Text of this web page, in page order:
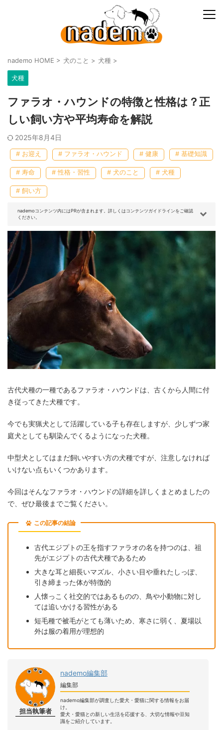
nademo HOME > 犬のこと > 犬種 >
犬種
ファラオ・ハウンドの特徴と性格は？正
しい飼い方や平均寿命を解説
2025年8月4日
# お迎え # ファラオ・ハウンド # 健康 # 基礎知識
# 寿命 # 性格・習性 # 犬のこと # 犬種
# 飼い方
nademoコンテンツ内にはPRが含まれます。詳しくはコンテンツガイドラインをご確認
ください。
古代犬種の一種であるファラオ・ハウンドは、古くから人間に付
き従ってきた犬種です。
今でも実猟犬として活躍している子も存在しますが、少しずつ家
庭犬としても馴染んでくるようになった犬種。
中型犬としてはまだ飼いやすい方の犬種ですが、注意しなければ
いけない点もいくつかあります。
今回はそんなファラオ・ハウンドの詳細を詳しくまとめましたの
で、ぜひ最後までご覧ください。
この記事の結論
古代エジプトの王を指すファラオの名を持つのは、祖
先がエジプトの古代犬種であるため
大きな耳と細長いマズル、小さい目や垂れたしっぽ、
引き締まった体が特徴的
人懐っこく社交的ではあるものの、鳥や小動物に対し
ては追いかける習性がある
短毛種で被毛がとても薄いため、寒さに弱く、夏場以
外は服の着用が理想的
担当執筆者
nademo編集部
編集部
nademo編集部が調査した愛犬・愛猫に関する情報をお届
け。
愛犬・愛猫との新しい生活を応援する、大切な情報や豆知
識をご紹介しています。